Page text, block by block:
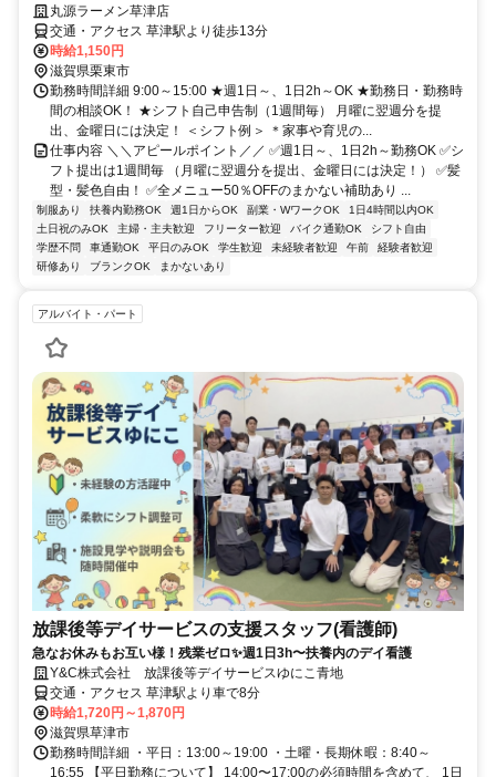
丸源ラーメン草津店
交通・アクセス 草津駅より徒歩13分
時給1,150円
滋賀県栗東市
勤務時間詳細 9:00～15:00 ★週1日～、1日2h～OK ★勤務日・勤務時
間の相談OK！ ★シフト自己申告制（1週間毎） 月曜に翌週分を提
出、金曜日には決定！ ＜シフト例＞ ＊家事や育児の...
仕事内容 ＼＼アピールポイント／／ ✅週1日～、1日2h～勤務OK ✅シ
フト提出は1週間毎 （月曜に翌週分を提出、金曜日には決定！） ✅髪
型・髪色自由！ ✅全メニュー50％OFFのまかない補助あり ...
制服あり 扶養内勤務OK 週1日からOK 副業・WワークOK
1日4時間以内OK
土日祝のみOK
主婦・主夫歓迎 フリーター歓迎 バイク通勤OK
シフト自由
学歴不問
車通勤OK 平日のみOK 学生歓迎 未経験者歓迎 午前
経験者歓迎
研修あり
ブランクOK まかないあり
アルバイト・パート
放課後等デイサービスの支援スタッフ(看護師)
急なお休みもお互い様！残業ゼロ✨週1日3h〜扶養内のデイ看護
Y&C株式会社 放課後等デイサービスゆにこ青地
交通・アクセス 草津駅より車で8分
時給1,720円～1,870円
滋賀県草津市
勤務時間詳細 ・平日：13:00～19:00 ・土曜・長期休暇：8:40～
16:55 【平日勤務について】 14:00〜17:00の必須時間を含めて、 1日